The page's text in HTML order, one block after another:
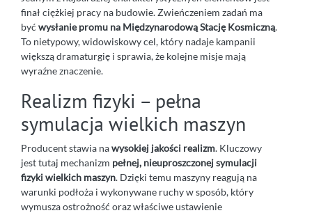
finał ciężkiej pracy na budowie. Zwieńczeniem zadań ma
być wysłanie promu na Międzynarodową Stację Kosmiczną.
To nietypowy, widowiskowy cel, który nadaje kampanii
większą dramaturgię i sprawia, że kolejne misje mają
wyraźne znaczenie.
Realizm fizyki – pełna
symulacja wielkich maszyn
Producent stawia nawysokiej jakości realizm. Kluczowy
jest tutaj mechanizm pełnej, nieuproszczonej symulacji
fizyki wielkich maszyn. Dzięki temu maszyny reagują na
warunki podłoża i wykonywane ruchy w sposób, który
wymusza ostrożność oraz właściwe ustawienie